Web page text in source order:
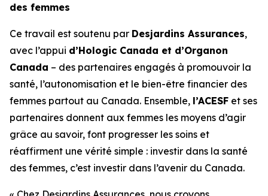
des femmes
Ce travail est soutenu par Desjardins Assurances,
avec l’appui d’Hologic Canada et d’Organon
Canada – des partenaires engagés à promouvoir la
santé, l’autonomisation et le bien-être financier des
femmes partout au Canada. Ensemble, l’ACESF et ses
partenaires donnent aux femmes les moyens d’agir
grâce au savoir, font progresser les soins et
réaffirment une vérité simple : investir dans la santé
des femmes, c’est investir dans l’avenir du Canada.